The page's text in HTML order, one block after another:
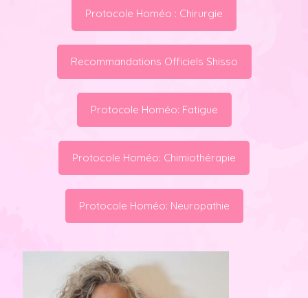
Protocole Homéo : Chirurgie
Recommandations Officiels Shisso
Protocole Homéo: Fatigue
Protocole Homéo: Chimiothérapie
Protocole Homéo: Neuropathie